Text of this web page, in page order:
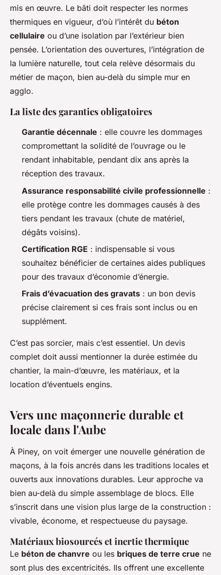
mis en œuvre. Le bâti doit respecter les normes
thermiques en vigueur, d’où l’intérêt du béton
cellulaire ou d’une isolation par l’extérieur bien
pensée. L’orientation des ouvertures, l’intégration de
la lumière naturelle, tout cela relève désormais du
métier de maçon, bien au-delà du simple mur en
agglo.
La liste des garanties obligatoires
Garantie décennale : elle couvre les dommages
compromettant la solidité de l’ouvrage ou le
rendant inhabitable, pendant dix ans après la
réception des travaux.
Assurance responsabilité civile professionnelle :
elle protège contre les dommages causés à des
tiers pendant les travaux (chute de matériel,
dégâts voisins).
Certification RGE : indispensable si vous
souhaitez bénéficier de certaines aides publiques
pour des travaux d’économie d’énergie.
Frais d’évacuation des gravats : un bon devis
précise clairement si ces frais sont inclus ou en
supplément.
C’est pas sorcier, mais c’est essentiel. Un devis
complet doit aussi mentionner la durée estimée du
chantier, la main-d’œuvre, les matériaux, et la
location d’éventuels engins.
Vers une maçonnerie durable et
locale dans l'Aube
À Piney, on voit émerger une nouvelle génération de
maçons, à la fois ancrés dans les traditions locales et
ouverts aux innovations durables. Leur approche va
bien au-delà du simple assemblage de blocs. Elle
s’inscrit dans une vision plus large de la construction :
vivable, économe, et respectueuse du paysage.
Matériaux biosourcés et inertie thermique
Le béton de chanvre ou les briques de terre crue ne
sont plus des excentricités. Ils offrent une excellente